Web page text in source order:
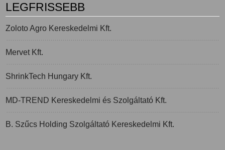
LEGFRISSEBB
Zoloto Agro Kereskedelmi Kft.
Mervet Kft.
ShrinkTech Hungary Kft.
MD-TREND Kereskedelmi és Szolgáltató Kft.
B. Szűcs Holding Szolgáltató Kereskedelmi Kft.